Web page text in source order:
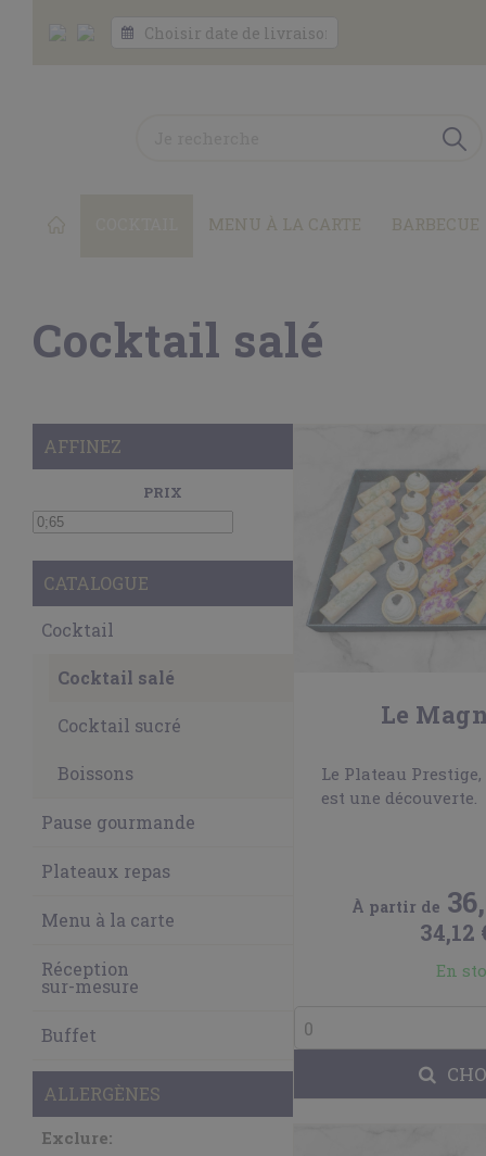
MENU À LA CARTE BARBECUE
Cocktail salé
AFFINEZ
PRIX
CATALOGUE
Cocktail
Cocktail salé
Cocktail sucré
Boissons
Pause gourmande
Plateaux repas
Menu à la carte
Réception
sur-mesure
Buffet
ALLERGÈNES
Exclure:
Le
Le Plateau
est une découverte.
À partir de
34,12
En